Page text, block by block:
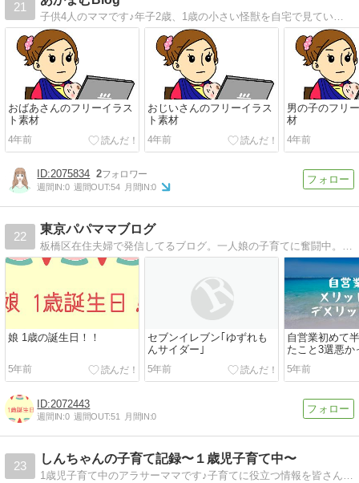
21
子供4人のママです♪年子2歳、1歳の小さい怪獣を自宅で見ています(笑)ジュエリーやベビー関連の記事を中心に書いている雑記ブログです♪良かったら覗いて見てください(*^^*)
おばあさんのフリーイラス
ト素材
4年前
おじいさんのフリーイラス
ト素材
4年前
男の子のフリ
材
4年前
2075834 2
週間IN:0 週間OUT:54 月間IN:0
22
東京パパママブログ
板橋区在住夫婦で発信してるブログ。一人娘の子育てに奮闘中。行ったことない区ランキング1位の板橋区でわくわくする観光スポットを作りたい。ブログでは暮らし、子育て、事業、趣味について発信してます
娘 1歳の誕生日！！
5年前
セブンイレブン｢ゆずれも
んサイダー｣
5年前
自営業初めて
たこと3選悪か
5年前
2072443
週間IN:0 週間OUT:51 月間IN:0
23
しんちゃんの子育て記録〜１歳児子育て中〜
1歳児子育て中のアラサーママです♪子育てに役立つ情報を皆さんにお届けできたらなと思います。よろしくお願いします！